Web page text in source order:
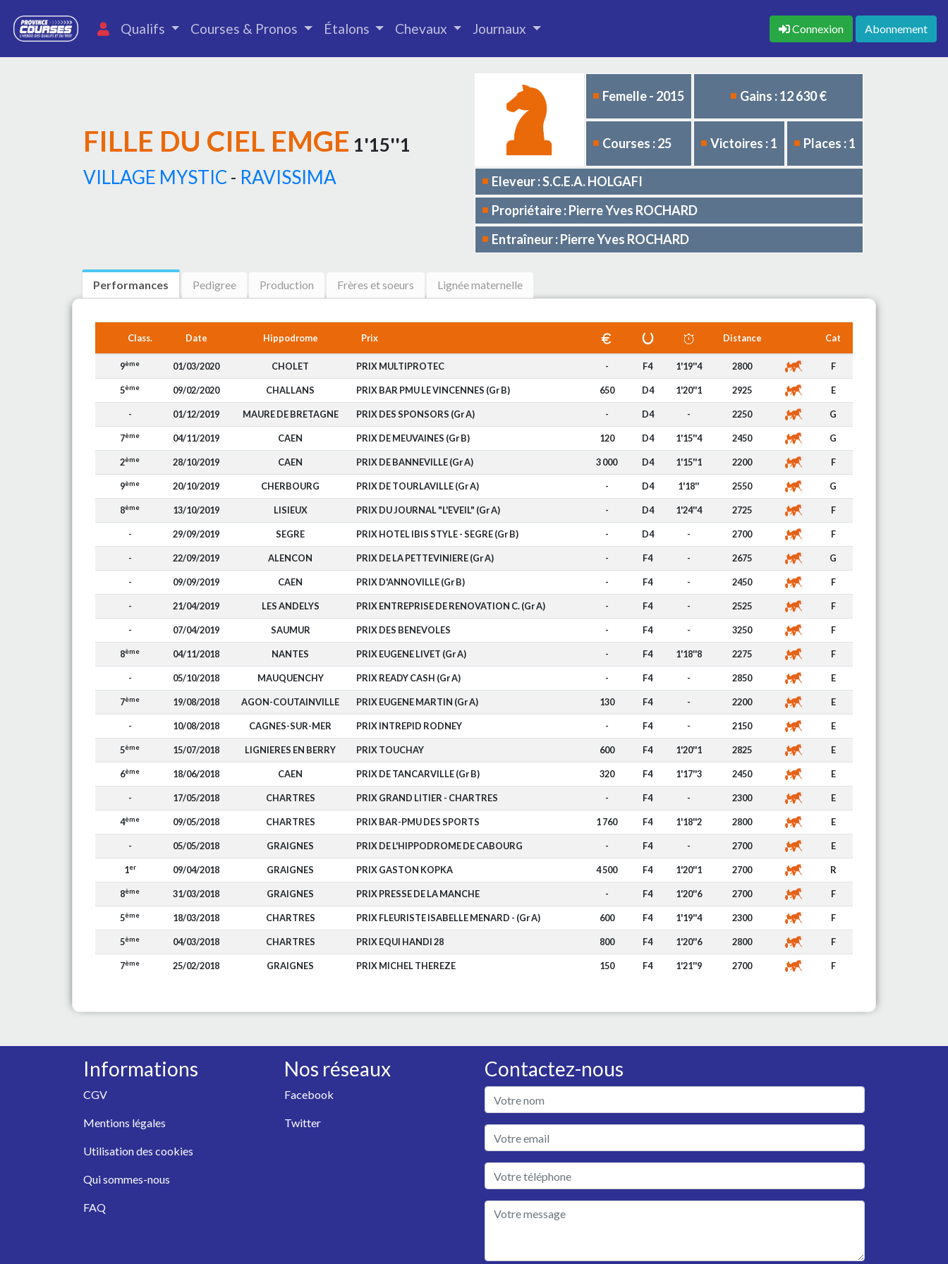
Qualifs Courses & Pronos Étalons Chevaux Journaux Connexion Abonnement
FILLE DU CIEL EMGE 1'15''1
VILLAGE MYSTIC- RAVISSIMA
Femelle - 2015 Gains : 12 630 €
Courses : 25 Victoires : 1 Places : 1
Eleveur : S.C.E.A. HOLGAFI
Propriétaire : Pierre Yves ROCHARD
Entraîneur : Pierre Yves ROCHARD
Performances Pedigree Production Frères et soeurs Lignée maternelle
Class. Date Hippodrome Prix Distance Cat
9ème 01/03/2020 CHOLET PRIX MULTIPROTEC - F4 1'19''4 2800 F
5ème 09/02/2020 CHALLANS PRIX BAR PMU LE VINCENNES (Gr B) 650 D4 1'20''1 2925 E
- 01/12/2019 MAURE DE BRETAGNE PRIX DES SPONSORS (Gr A) - D4 - 2250 G
7ème 04/11/2019 CAEN PRIX DE MEUVAINES (Gr B) 120 D4 1'15''4 2450 G
2ème 28/10/2019 CAEN PRIX DE BANNEVILLE (Gr A) 3 000 D4 1'15''1 2200 F
9ème 20/10/2019 CHERBOURG PRIX DE TOURLAVILLE (Gr A) - D4 1'18'' 2550 G
8ème 13/10/2019 LISIEUX PRIX DU JOURNAL "L'EVEIL" (Gr A) - D4 1'24''4 2725 F
- 29/09/2019 SEGRE PRIX HOTEL IBIS STYLE - SEGRE (Gr B) - D4 - 2700 F
- 22/09/2019 ALENCON PRIX DE LA PETTEVINIERE (Gr A) - F4 - 2675 G
- 09/09/2019 CAEN PRIX D'ANNOVILLE (Gr B) - F4 - 2450 F
- 21/04/2019 LES ANDELYS PRIX ENTREPRISE DE RENOVATION C. (Gr A) - F4 - 2525 F
- 07/04/2019 SAUMUR PRIX DES BENEVOLES - F4 - 3250 F
8ème 04/11/2018 NANTES PRIX EUGENE LIVET (Gr A) - F4 1'18''8 2275 F
- 05/10/2018 MAUQUENCHY PRIX READY CASH (Gr A) - F4 - 2850 E
7ème 19/08/2018 AGON-COUTAINVILLE PRIX EUGENE MARTIN (Gr A) 130 F4 - 2200 E
- 10/08/2018 CAGNES-SUR-MER PRIX INTREPID RODNEY - F4 - 2150 E
5ème 15/07/2018 LIGNIERES EN BERRY PRIX TOUCHAY 600 F4 1'20''1 2825 E
6ème 18/06/2018 CAEN PRIX DE TANCARVILLE (Gr B) 320 F4 1'17''3 2450 E
- 17/05/2018 CHARTRES PRIX GRAND LITIER - CHARTRES - F4 - 2300 E
4ème 09/05/2018 CHARTRES PRIX BAR-PMU DES SPORTS 1 760 F4 1'18''2 2800 E
- 05/05/2018 GRAIGNES PRIX DE L'HIPPODROME DE CABOURG - F4 - 2700 E
1er 09/04/2018 GRAIGNES PRIX GASTON KOPKA 4 500 F4 1'20''1 2700 R
8ème 31/03/2018 GRAIGNES PRIX PRESSE DE LA MANCHE - F4 1'20''6 2700 F
5ème 18/03/2018 CHARTRES PRIX FLEURISTE ISABELLE MENARD - (Gr A) 600 F4 1'19''4 2300 F
5ème 04/03/2018 CHARTRES PRIX EQUI HANDI 28 800 F4 1'20''6 2800 F
7ème 25/02/2018 GRAIGNES PRIX MICHEL THEREZE 150 F4 1'21''9 2700 F
Informations
CGV
Mentions légales
Utilisation des cookies
Qui sommes-nous
FAQ
Nos réseaux
Facebook
Twitter
Contactez-nous